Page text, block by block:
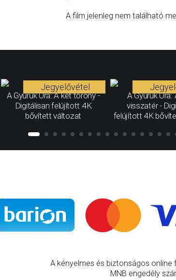
A film jelenleg nem található
A Gyűrűk Ura: A két torony -
Digitálisan felújított 4K
bővített változat
Jegyelővétel
A Gyűrűk Ura:
visszatér -
felújított 4K
A kényelmes és biztonságos
MNB engedély